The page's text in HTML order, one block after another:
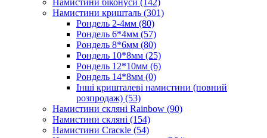
Намистини біконуси (142)
Намистини кришталь (301)
Рондель 2-4мм (80)
Рондель 6*4мм (57)
Рондель 8*6мм (80)
Рондель 10*8мм (25)
Рондель 12*10мм (6)
Рондель 14*8мм (0)
Інші кришталеві намистини (повний
розпродаж) (53)
Намистини скляні Rainbow (90)
Намистини скляні (154)
Намистини Cracкle (54)